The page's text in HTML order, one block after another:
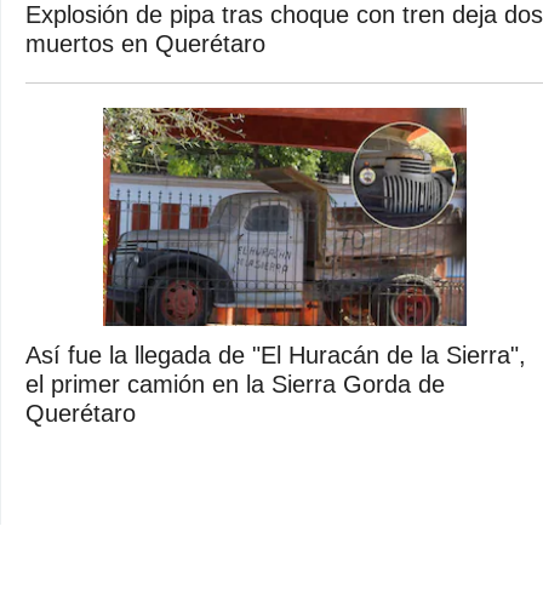
Explosión de pipa tras choque con tren deja dos
muertos en Querétaro
Así fue la llegada de "El Huracán de la Sierra",
el primer camión en la Sierra Gorda de
Querétaro